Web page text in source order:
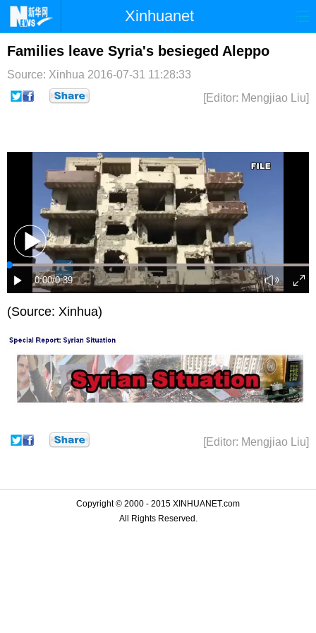
Xinhuanet
首页 时政 国际 港澳
台湾 财经 法治
纪检 科技 军事
微博
Families leave Syria's besieged Aleppo
Source: Xinhua 2016-07-31 11:28:33
[Editor: Mengjiao Liu]
(Source: Xinhua)
[Editor: Mengjiao Liu]
Copyright © 2000 - 2015 XINHUANET.com
All Rights Reserved.